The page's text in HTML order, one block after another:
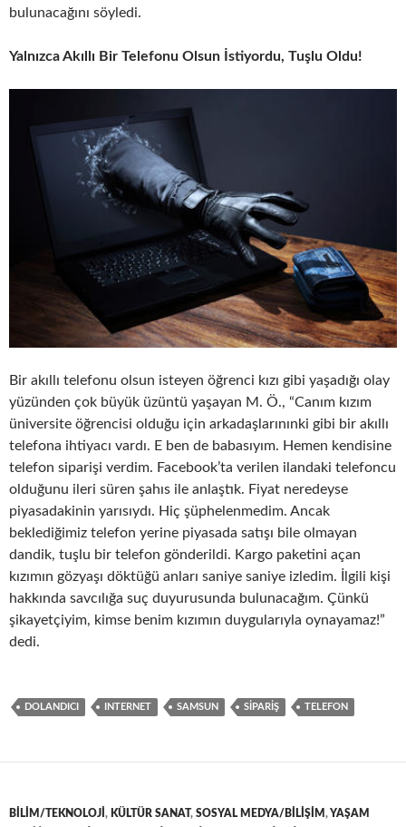
bulunacağını söyledi.
Yalnızca Akıllı Bir Telefonu Olsun İstiyordu, Tuşlu Oldu!
Bir akıllı telefonu olsun isteyen öğrenci kızı gibi yaşadığı olay
yüzünden çok büyük üzüntü yaşayan M. Ö., “Canım kızım
üniversite öğrencisi olduğu için arkadaşlarınınki gibi bir akıllı
telefona ihtiyacı vardı. E ben de babasıyım. Hemen kendisine
telefon siparişi verdim. Facebook’ta verilen ilandaki telefoncu
olduğunu ileri süren şahıs ile anlaştık. Fiyat neredeyse
piyasadakinin yarısıydı. Hiç şüphelenmedim. Ancak
beklediğimiz telefon yerine piyasada satışı bile olmayan
dandik, tuşlu bir telefon gönderildi. Kargo paketini açan
kızımın gözyaşı döktüğü anları saniye saniye izledim. İlgili kişi
hakkında savcılığa suç duyurusunda bulunacağım. Çünkü
şikayetçiyim, kimse benim kızımın duygularıyla oynayamaz!”
dedi.
DOLANDICI INTERNET SAMSUN SIPARIŞ TELEFON
BILIM/TEKNOLOJI , KÜLTÜR SANAT, SOSYAL MEDYA/BILIŞIM ,YAŞAM